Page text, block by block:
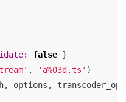
false }
, 'a%03d.ts' )
, options ,